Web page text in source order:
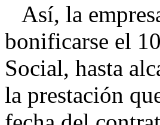
Así, la
bonificarse el
Social, hasta
la prestación